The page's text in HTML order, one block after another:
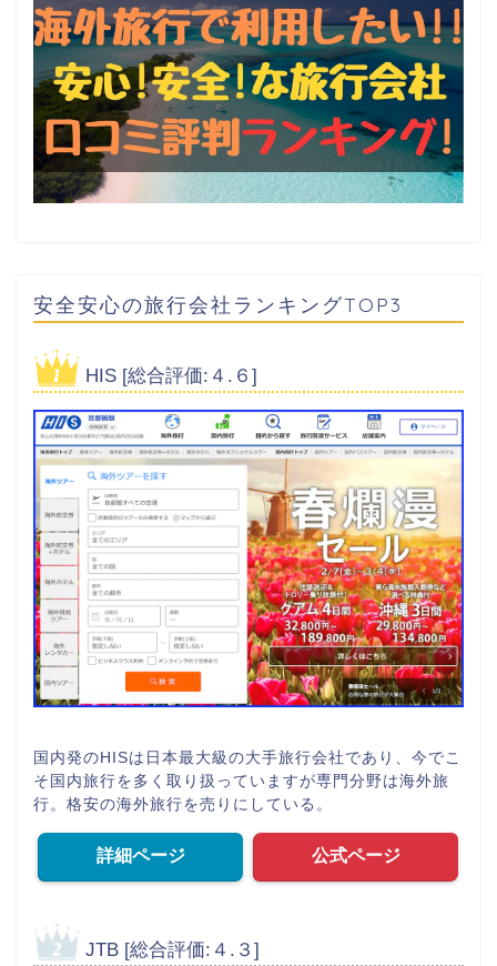
安全安心の旅行会社ランキングTOP3
HIS [総合評価:４.６]
国内発のHISは日本最大級の大手旅行会社であり、今でこ
そ国内旅行を多く取り扱っていますが専門分野は海外旅
行。格安の海外旅行を売りにしている。
詳細ページ 公式ページ
JTB [総合評価:４.３]